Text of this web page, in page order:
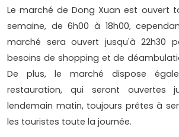
Le marché de Dong Xuan est ouvert
semaine, de 6h00 à 18h00,
marché sera ouvert jusqu'à 22h30
besoins de shopping et de
De plus, le marché dispose
restauration, qui seront ouvertes
lendemain matin, toujours prêtes à
les touristes toute la journée.